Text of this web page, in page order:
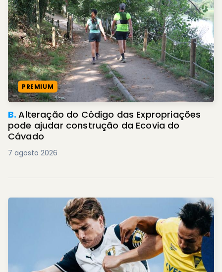
PREMIUM
B.Alteração do Código das Expropriações
pode ajudar construção da Ecovia do
Cávado
7 agosto 2026